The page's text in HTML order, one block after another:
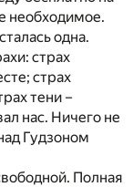
необходимое.
одна.
страх
страх
тени –
нас. Ничего не
Гудзоном
Полная